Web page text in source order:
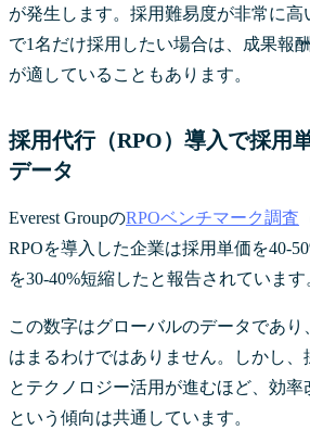
が発生します。採用難易度が非常に
で1名だけ採用したい場合は、成果報
が適していることもあります。
採用代行（RPO）導入で採用
データ
Everest GroupのRPOベンチマーク調査
RPOを導入した企業は採用単価を40-
を30-40%短縮したと報告されています
この数字はグローバルのデータであり
はまるわけではありません。しかし
とテクノロジー活用が進むほど、効率
という傾向は共通しています。